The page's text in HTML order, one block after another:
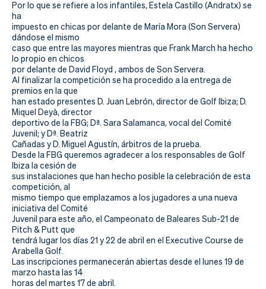
Por lo que se refiere a los infantiles, Estela Castillo (Andratx) se
ha
impuesto en chicas por delante de María Mora (Son Servera)
dándose el mismo
caso que entre las mayores mientras que Frank March ha hecho
lo propio en chicos
por delante de David Floyd , ambos de Son Servera.
Al finalizar la competición se ha procedido a la entrega de
premios en la que
han estado presentes D. Juan Lebrón, director de Golf Ibiza; D.
Miquel Deyà, director
deportivo de la FBG; Dª. Sara Salamanca, vocal del Comité
Juvenil; y Dª. Beatriz
Cañadas y D. Miguel Agustín, árbitros de la prueba.
Desde la FBG queremos agradecer a los responsables de Golf
Ibiza la cesión de
sus instalaciones que han hecho posible la celebración de esta
competición, al
mismo tiempo que emplazamos a los jugadores a una nueva
iniciativa del Comité
Juvenil para este año, el Campeonato de Baleares Sub-21 de
Pitch & Putt que
tendrá lugar los días 21 y 22 de abril en el Executive Course de
Arabella Golf.
Las inscripciones permanecerán abiertas desde el lunes 19 de
marzo hasta las 14
horas del martes 17 de abril.